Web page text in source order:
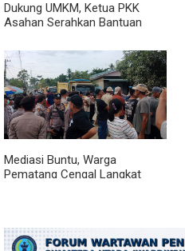
Dukung UMKM, Ketua PKK
Asahan Serahkan Bantuan
Sentang
Mediasi Buntu, Warga
Pematang Cengal Langkat